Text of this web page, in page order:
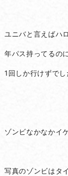
ユニバと言えばハ
年パス持ってるの
1回しか行けずで
ゾンビなかなかイ
写真のゾンビはタ